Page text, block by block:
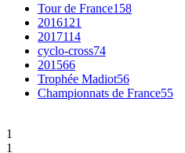
Tour de France158
2016121
2017114
cyclo-cross74
201566
Trophée Madiot56
Championnats de France55
1
1